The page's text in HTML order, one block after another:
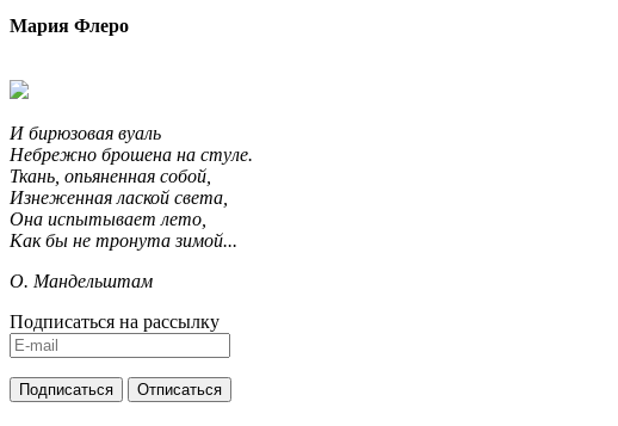
Мария Флеро
И бирюзовая вуаль
Небрежно брошена на стуле.
Ткань, опьяненная собой,
Изнеженная лаской света,
Она испытывает лето,
Как бы не тронута зимой...
О. Мандельштам
Подписаться на рассылку